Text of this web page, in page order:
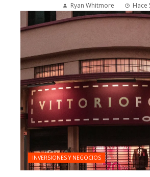
Ryan Whitmore Hace
INVERSIONES Y NEGOCIOS